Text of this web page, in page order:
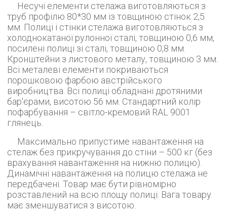
Несучі елементи стелажа виготовляються з
труб профілю 80*30 мм із товщиною стінок 2,5
мм. Полиці і стінки стелажа виготовляються з
холоднокатаної рулонної сталі, товщиною 0,6 мм,
посилені полиці зі сталі, товщиною 0,8 мм.
Кронштейни з листового металу, товщиною 3 мм.
Всі металеві елементи покриваються
порошковою фарбою австрійського
виробництва. Всі полиці обладнані дротяними
бар'єрами, висотою 56 мм. Стандартний колір
пофарбування – світло-кремовий RAL 9001
глянець.
Максимально припустиме навантаження на
стелаж без прикручування до стіни – 500 кг (без
врахування навантаження на нижню полицю).
Динамічні навантаження на полицю стелажа не
передбачені. Товар має бути рівномірно
розставлений на всю площу полиці. Вага товару
має зменшуватися з висотою.